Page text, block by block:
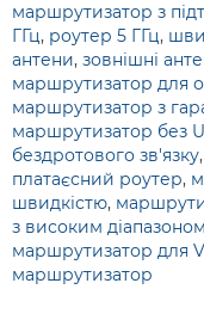
маршрутизатор з
ГГц, роутер 5 ГГц,
антени, зовнішні
маршрутизатор для
маршрутизатор з
маршрутизатор без
бездротового зв'язку,
платаєсний роутер,
швидкістю,
з високим діапазоном
маршрутизатор для
маршрутизатор